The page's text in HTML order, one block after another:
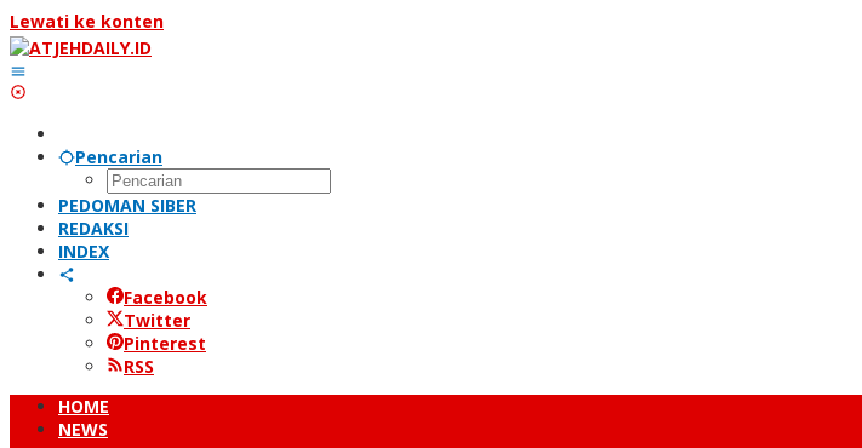
Lewati ke konten
Pencarian
PEDOMAN SIBER
REDAKSI
INDEX
Facebook
Twitter
Pinterest
RSS
HOME
NEWS